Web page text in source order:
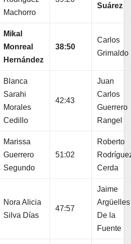
Machorro
Suárez
Mikal
Monreal
Hernández
38:50
Carlos
Grimaldo
Blanca
Sarahi
Morales
Cedillo
42:43
Juan
Carlos
Guerrero
Rangel
Marissa
Guerrero
Segundo
51:02
Roberto
Cerda
Nora Alicia
Silva Días
47:57
Jaime
Argüelles
De la
Fuente